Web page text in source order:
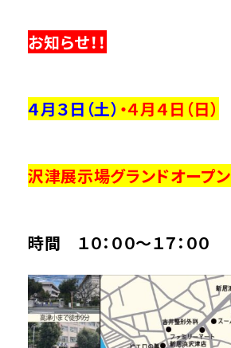
お知らせ！！
４月３日（土） ・４月４日（日）
沢津展示場グランドオープン
時間 １０：００～１７：００